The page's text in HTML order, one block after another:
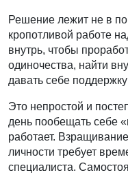
Решение лежит не в
кропотливой работе
внутрь, чтобы
одиночества, найти
давать себе
Это непростой и
день пообещать себе
работает.
личности требует
специалиста.